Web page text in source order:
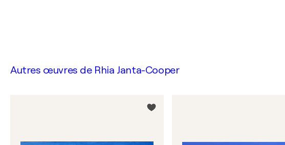
Autres œuvres de Rhia Janta-Cooper